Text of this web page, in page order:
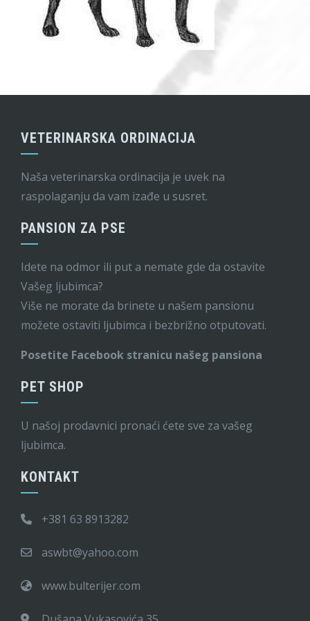
VETERINARSKA ORDINACIJA
Naša veterinarska ordinacija je uvek na
raspolaganju da vam izađe u susret.
PANSION ZA PSE
Idete na odmor ili put a nemate gde da ostavite
Vašeg ljubimca?
Više ne morate da brinete u našem pansionu
možete ostaviti ljubimca i bezbrižno otputovati.
Posetite Facebook stranicu našeg pansiona
PET SHOP
U našoj prodavnici pronaći ćete sve za vašeg
ljubimca.
KONTAKT
+381 63 8913282
aswbt@yahoo.com
www.bulterijer.com